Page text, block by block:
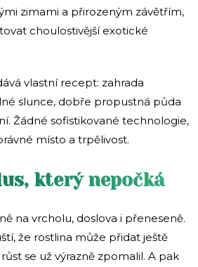
zimami a přirozeným závětřím,
choulostivější exotické
vlastní recept: zahrada
slunce, dobře propustná půda
Žádné sofistikované technologie,
místo a trpělivost.
který nepočká
na vrcholu, doslova i přeneseně.
že rostlina může přidat ještě
se už výrazně zpomalil. A pak